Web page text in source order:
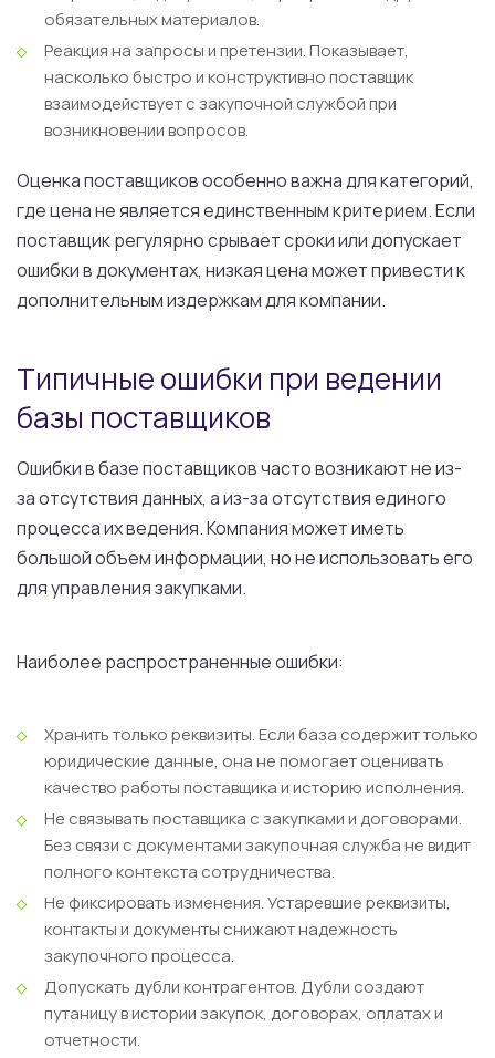
обязательных материалов.
Реакция на запросы и претензии.Показывает,
насколько быстро и конструктивно поставщик
взаимодействует с закупочной службой при
возникновении вопросов.
Оценка поставщиков особенно важна для категорий,
где цена не является единственным критерием. Если
поставщик регулярно срывает сроки или допускает
ошибки в документах, низкая цена может привести к
дополнительным издержкам для компании.
Типичные ошибки при ведении
базы поставщиков
Ошибки в базе поставщиков часто возникают не из-
за отсутствия данных, а из-за отсутствия единого
процесса их ведения. Компания может иметь
большой объем информации, но не использовать его
для управления закупками.
Наиболее распространенные ошибки:
Хранить только реквизиты.Если база содержит только
юридические данные, она не помогает оценивать
качество работы поставщика и историю исполнения.
Не связывать поставщика с закупками и договорами.
Без связи с документами закупочная служба не видит
полного контекста сотрудничества.
Не фиксировать изменения.Устаревшие реквизиты,
контакты и документы снижают надежность
закупочного процесса.
Допускать дубли контрагентов.Дубли создают
путаницу в истории закупок, договорах, оплатах и
отчетности.